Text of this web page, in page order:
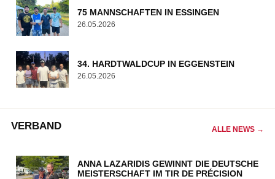
75 MANNSCHAFTEN IN ESSINGEN
26.05.2026
34. HARDTWALDCUP IN EGGENSTEIN
26.05.2026
VERBAND ALLE NEWS →
ANNA LAZARIDIS GEWINNT DIE DEUTSCHE
MEISTERSCHAFT IM TIR DE PRÉCISION